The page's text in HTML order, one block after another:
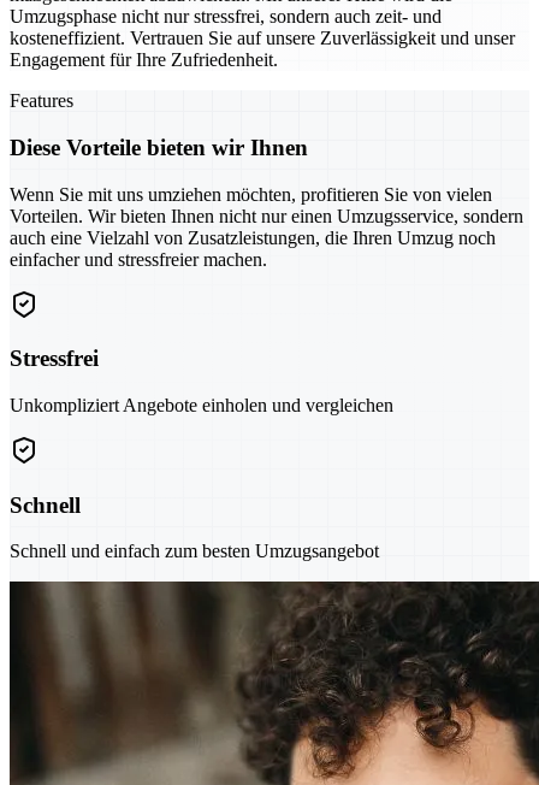
Umzugsphase nicht nur stressfrei, sondern auch zeit- und
kosteneffizient. Vertrauen Sie auf unsere Zuverlässigkeit und unser
Engagement für Ihre Zufriedenheit.
Features
Diese Vorteile bieten wir Ihnen
Wenn Sie mit uns umziehen möchten, profitieren Sie von vielen
Vorteilen. Wir bieten Ihnen nicht nur einen Umzugsservice, sondern
auch eine Vielzahl von Zusatzleistungen, die Ihren Umzug noch
einfacher und stressfreier machen.
Stressfrei
Unkompliziert Angebote einholen und vergleichen
Schnell
Schnell und einfach zum besten Umzugsangebot